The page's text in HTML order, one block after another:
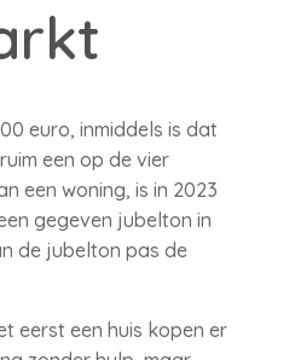
euro, inmiddels is dat
een op de vier
een woning, is in 2023
gegeven jubelton in
de jubelton pas de
eerst een huis kopen er